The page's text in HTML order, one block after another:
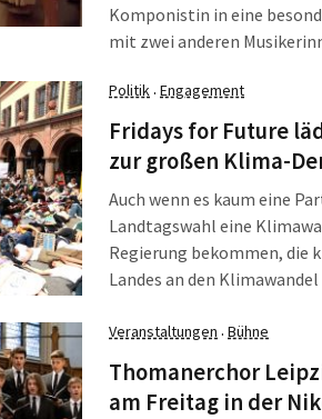
Komponistin in eine
mit zwei anderen
Mendelssohn Bartholdy,
Frau an der Seite des
Politik· Engagement
Fridays for Future
zur großen Klima-
Auch wenn es kaum eine
Landtagswahl eine
Regierung bekommen, die
Landes an den
fünf Jahre blockiert.
extra zur einer Wahl-Demo
Veranstaltungen · Bühne
Thomanerchor
am Freitag in der